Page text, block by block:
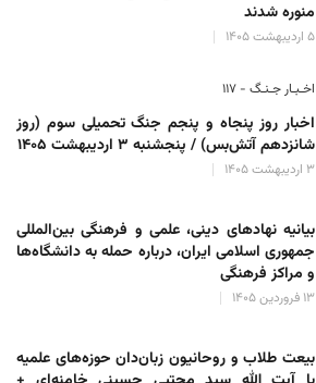
منوره ‌شدند
۵ اردیبهشت ۱۴۰۵
اخـبـار جـنـگ - ۱۱۷
اخبار روز پنجاه و پنجم جنگ تحمیلی سوم (روز
شانزدهم آتش‌بس) / پنجشنبه ۳ اردیبهشت ۱۴۰۵
۳ اردیبهشت ۱۴۰۵
بیانیه نهادهای دینی، علمی و فرهنگی بین‌المللی
جمهوری اسلامی ایران، درباره حمله به دانشگاه‌ها
و مراکز فرهنگی
۱۳ فروردین ۱۴۰۵
بیعت طلاب و روحانیون زبان‌دان حوزه‌های علمیه